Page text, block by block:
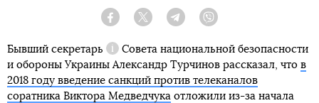
Facebook Twitter Telegram
Бывший секретарь
Справка
Совета национальной безопасности
и обороны Украины Александр Турчинов рассказал, что в
2018 году введение санкций против телеканалов
соратника Виктора Медведчука отложили из-за начала